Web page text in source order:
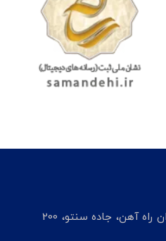
شعبه مرکزی: تبریز، میدان راه آهن، جاده سنتو، 200